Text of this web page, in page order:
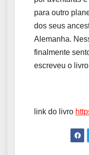
para outro
dos seus
Alemanha.
finalmente
escreveu o livro
link do livro